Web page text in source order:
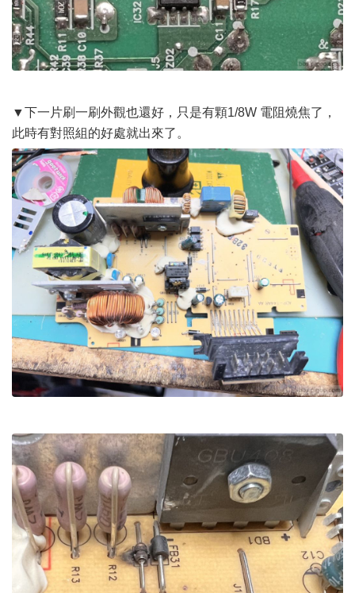
▼下一片刷一刷外觀也還好，只是有顆1/8W 電阻燒焦了，
此時有對照組的好處就出來了。